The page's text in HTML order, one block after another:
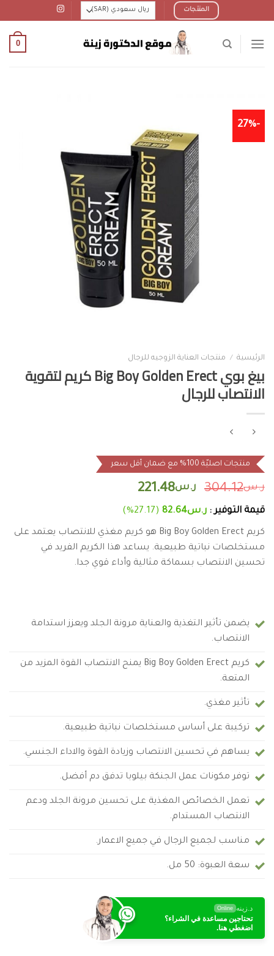
to
المنتجات
0
-27%
الرئيسية / منتجات العناية الزوجيه للرجال
بيغ بوي Big Boy Golden Erect كريم لتقوية
الانتصاب للرجال
منتجات اصليّة 100% مع ضمان أقل سعر
ر.س304.12 ر.س221.48
قيمة التوفير : ر.س82.64
(27.17%)
كريم Big Boy Golden Erect هو كريم مغذي للانتصاب يعتمد على
مستخلصات نباتية طبيعية. يساعد هذا الكريم الفريد في
تحسين الانتصاب بسماكة مثالية وأداء قوي جدا.
يضمن تأثير التغذية والعناية مرونة الجلد ويعزز استدامة
الانتصاب.
كريم Big Boy Golden Erect يمنح الانتصاب القوة المزيد من
المتعة.
تأثير مغذي.
تركيبة على أساس مستخلصات نباتية طبيعية.
يساهم في تحسين الانتصاب وزيادة القوة والاداء الجنسي.
توفر مكونات عمل الجنكة بيلوبا تدفق دم أفضل.
تعمل الخصائص المغذية على تحسين مرونة الجلد ودعم
الانتصاب المستدام.
مناسب لجميع الرجال في جميع الاعمار.
سعة العبوة: 50 مل.
د.زينه Online
تحتاجين مساعدة في الشراء؟
اضغطي هنا.